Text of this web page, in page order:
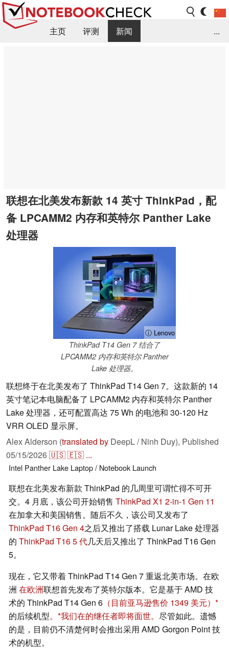
主页 评测
新闻
...
联想在北美发布新款 14 英寸 ThinkPad，配
备 LPCAMM2 内存和英特尔 Panther Lake
处理器
ⓘ Lenovo
ThinkPad T14 Gen 7 结合了
LPCAMM2 内存和英特尔 Panther
Lake 处理器。
联想终于在北美发布了 ThinkPad T14 Gen 7。这款新的 14
英寸笔记本电脑配备了 LPCAMM2 内存和英特尔 Panther
Lake 处理器，还可配置高达 75 Wh 的电池和 30-120 Hz
VRR OLED 显示屏。
Alex Alderson (translated by DeepL / Ninh Duy), Published
05/15/2026🇺🇸🇪🇸 ...
Intel Panther Lake Laptop / Notebook Launch
联想在北美发布新款 ThinkPad 的几周里可谓忙得不可开
交。4 月底，该公司开始销售 ThinkPad X1 2-in-1 Gen 11
在加拿大和美国销售。随后不久，该公司又发布了
ThinkPad T16 Gen 4之后又推出了搭载 Lunar Lake 处理器
的 ThinkPad T16 5 代几天后又推出了 ThinkPad T16 Gen
5。
现在，它又带着 ThinkPad T14 Gen 7 重返北美市场。在欧
洲 在欧洲联想首先发布了英特尔版本。它是基于 AMD 技
术的 ThinkPad T14 Gen 6 （目前亚马逊售价 1349 美元）
的后续机型。 我们在的继任者即将面世。 尽管如此。遗憾
的是，目前仍不清楚何时会推出采用 AMD Gorgon Point 技
术的机型。